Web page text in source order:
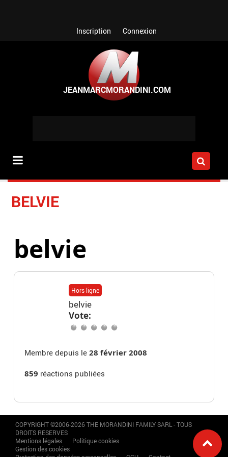
Inscription Connexion
BELVIE
belvie
Hors ligne
belvie
Vote:
Membre depuis le28 février 2008
859 réactions publiées
COPYRIGHT ©2006-2026 THE MORANDINI FAMILY SARL - TOUS
DROITS RESERVES
Mentions légales
Politique cookies
Gestion des cookies